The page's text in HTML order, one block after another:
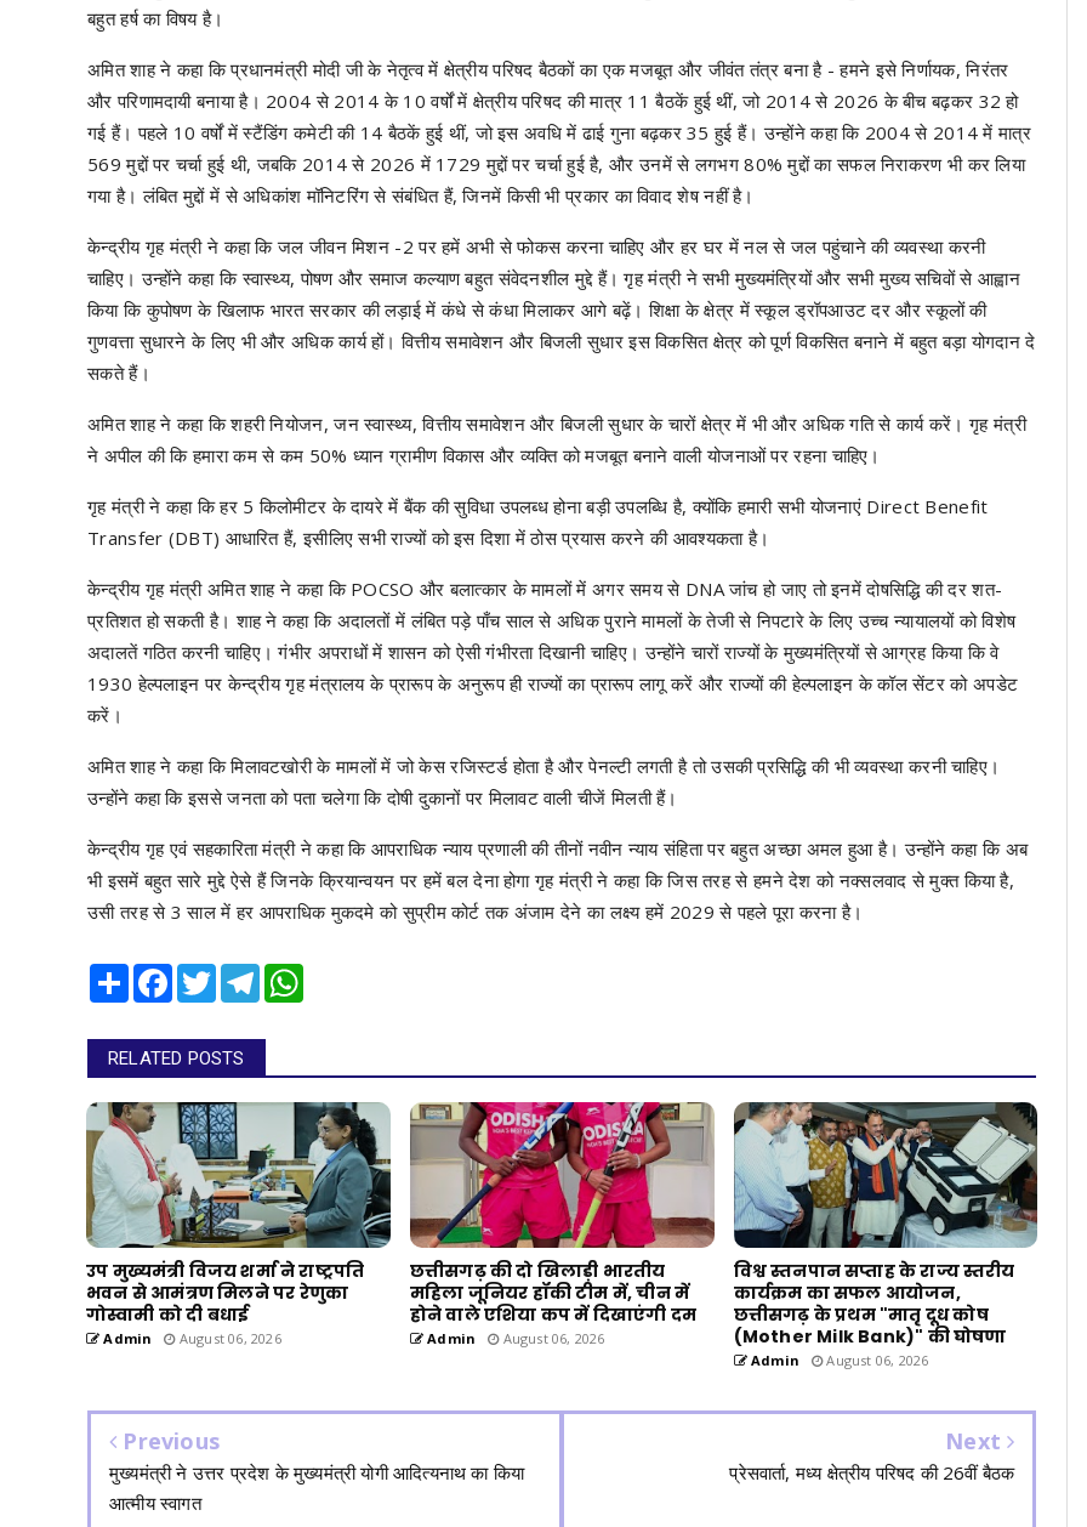
बहुत हर्ष का विषय है।
अमित शाह ने कहा कि प्रधानमंत्री मोदी जी के नेतृत्व में क्षेत्रीय परिषद बैठकों का एक मजबूत और जीवंत तंत्र बना है - हमने इसे निर्णायक, निरंतर
और परिणामदायी बनाया है। 2004 से 2014 के 10 वर्षों में क्षेत्रीय परिषद की मात्र 11 बैठकें हुई थीं, जो 2014 से 2026 के बीच बढ़कर 32 हो
गई हैं। पहले 10 वर्षों में स्टैंडिंग कमेटी की 14 बैठकें हुई थीं, जो इस अवधि में ढाई गुना बढ़कर 35 हुई हैं। उन्होंने कहा कि 2004 से 2014 में मात्र
569 मुद्दों पर चर्चा हुई थी, जबकि 2014 से 2026 में 1729 मुद्दों पर चर्चा हुई है, और उनमें से लगभग 80% मुद्दों का सफल निराकरण भी कर लिया
गया है। लंबित मुद्दों में से अधिकांश मॉनिटरिंग से संबंधित हैं, जिनमें किसी भी प्रकार का विवाद शेष नहीं है।
केन्द्रीय गृह मंत्री ने कहा कि जल जीवन मिशन -2 पर हमें अभी से फोकस करना चाहिए और हर घर में नल से जल पहुंचाने की व्यवस्था करनी
चाहिए। उन्होंने कहा कि स्वास्थ्य, पोषण और समाज कल्याण बहुत संवेदनशील मुद्दे हैं। गृह मंत्री ने सभी मुख्यमंत्रियों और सभी मुख्य सचिवों से आह्वान
किया कि कुपोषण के खिलाफ भारत सरकार की लड़ाई में कंधे से कंधा मिलाकर आगे बढ़ें। शिक्षा के क्षेत्र में स्कूल ड्रॉपआउट दर और स्कूलों की
गुणवत्ता सुधारने के लिए भी और अधिक कार्य हों। वित्तीय समावेशन और बिजली सुधार इस विकसित क्षेत्र को पूर्ण विकसित बनाने में बहुत बड़ा योगदान दे
सकते हैं।
अमित शाह ने कहा कि शहरी नियोजन, जन स्वास्थ्य, वित्तीय समावेशन और बिजली सुधार के चारों क्षेत्र में भी और अधिक गति से कार्य करें। गृह मंत्री
ने अपील की कि हमारा कम से कम 50% ध्यान ग्रामीण विकास और व्यक्ति को मजबूत बनाने वाली योजनाओं पर रहना चाहिए।
गृह मंत्री ने कहा कि हर 5 किलोमीटर के दायरे में बैंक की सुविधा उपलब्ध होना बड़ी उपलब्धि है, क्योंकि हमारी सभी योजनाएं Direct Benefit
Transfer (DBT) आधारित हैं, इसीलिए सभी राज्यों को इस दिशा में ठोस प्रयास करने की आवश्यकता है।
केन्द्रीय गृह मंत्री अमित शाह ने कहा कि POCSO और बलात्कार के मामलों में अगर समय से DNA जांच हो जाए तो इनमें दोषसिद्धि की दर शत-
प्रतिशत हो सकती है। शाह ने कहा कि अदालतों में लंबित पड़े पाँच साल से अधिक पुराने मामलों के तेजी से निपटारे के लिए उच्च न्यायालयों को विशेष
अदालतें गठित करनी चाहिए। गंभीर अपराधों में शासन को ऐसी गंभीरता दिखानी चाहिए। उन्होंने चारों राज्यों के मुख्यमंत्रियों से आग्रह किया कि वे
1930 हेल्पलाइन पर केन्द्रीय गृह मंत्रालय के प्रारूप के अनुरूप ही राज्यों का प्रारूप लागू करें और राज्यों की हेल्पलाइन के कॉल सेंटर को अपडेट
करें।
अमित शाह ने कहा कि मिलावटखोरी के मामलों में जो केस रजिस्टर्ड होता है और पेनल्टी लगती है तो उसकी प्रसिद्धि की भी व्यवस्था करनी चाहिए।
उन्होंने कहा कि इससे जनता को पता चलेगा कि दोषी दुकानों पर मिलावट वाली चीजें मिलती हैं।
केन्द्रीय गृह एवं सहकारिता मंत्री ने कहा कि आपराधिक न्याय प्रणाली की तीनों नवीन न्याय संहिता पर बहुत अच्छा अमल हुआ है। उन्होंने कहा कि अब
भी इसमें बहुत सारे मुद्दे ऐसे हैं जिनके क्रियान्वयन पर हमें बल देना होगा गृह मंत्री ने कहा कि जिस तरह से हमने देश को नक्सलवाद से मुक्त किया है,
उसी तरह से 3 साल में हर आपराधिक मुकदमे को सुप्रीम कोर्ट तक अंजाम देने का लक्ष्य हमें 2029 से पहले पूरा करना है।
Share Facebook
TwitterTelegram
RELATED POSTS
उप मुख्यमंत्री विजय शर्मा ने राष्ट्रपति
भवन से आमंत्रण मिलने पर रेणुका
गोस्वामी को दी बधाई
Admin August 06, 2026
छत्तीसगढ़ की दो खिलाड़ी भारतीय
महिला जूनियर हॉकी टीम में, चीन में
होने वाले एशिया कप में दिखाएंगी दम
Admin August 06, 2026
विश्व स्तनपान सप्ताह के राज्य स्तरीय
कार्यक्रम का सफल आयोजन,
छत्तीसगढ़ के प्रथम "मातृ दूध कोष
(Mother Milk Bank)" की घोषणा
Admin August 06, 2026
Previous
मुख्यमंत्री ने उत्तर प्रदेश के मुख्यमंत्री योगी आदित्यनाथ का किया
आत्मीय स्वागत
Next
प्रेसवार्ता, मध्य क्षेत्रीय परिषद की 26वीं बैठक